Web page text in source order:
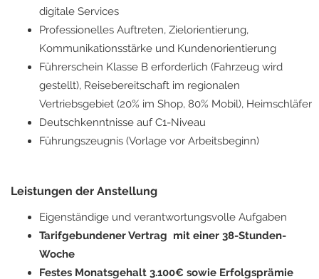
digitale Services
Professionelles Auftreten, Zielorientierung,
Kommunikationsstärke und Kundenorientierung
Führerschein Klasse B erforderlich (Fahrzeug wird
gestellt), Reisebereitschaft im regionalen
Vertriebsgebiet (20% im Shop, 80% Mobil), Heimschläfer
Deutschkenntnisse auf C1-Niveau
Führungszeugnis (Vorlage vor Arbeitsbeginn)
Leistungen der Anstellung
Eigenständige und verantwortungsvolle Aufgaben
Tarifgebundener Vertrag mit einer 38-Stunden-
Woche
Festes Monatsgehalt 3.100€ sowie Erfolgsprämie